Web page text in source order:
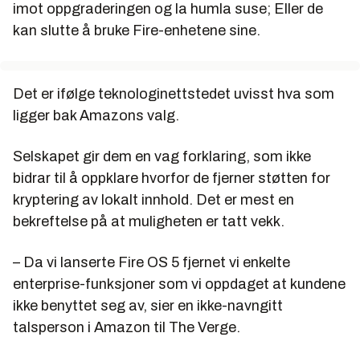
imot oppgraderingen og la humla suse; Eller de
kan slutte å bruke Fire-enhetene sine.
Det er ifølge teknologinettstedet uvisst hva som
ligger bak Amazons valg.
Selskapet gir dem en vag forklaring, som ikke
bidrar til å oppklare hvorfor de fjerner støtten for
kryptering av lokalt innhold. Det er mest en
bekreftelse på at muligheten er tatt vekk.
– Da vi lanserte Fire OS 5 fjernet vi enkelte
enterprise-funksjoner som vi oppdaget at kundene
ikke benyttet seg av, sier en ikke-navngitt
talsperson i Amazon til The Verge.